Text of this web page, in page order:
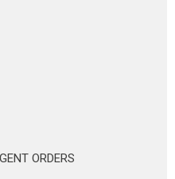
ORDERS